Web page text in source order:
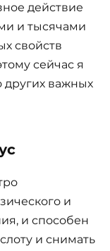
действие
и тысячами
свойств
сейчас я
других важных
и
и способен
и снимать